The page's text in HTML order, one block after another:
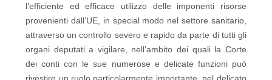
l’efficiente ed efficace utilizzo delle imponenti risorse
provenienti dall’UE, in special modo nel settore sanitario,
attraverso un controllo severo e rapido da parte di tutti gli
organi deputati a vigilare, nell’ambito dei quali la Corte
dei conti con le sue numerose e delicate funzioni può
rivestire un ruolo particolarmente importante, nel delicato